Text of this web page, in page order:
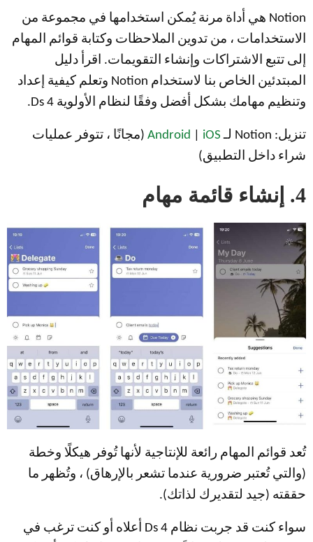
Notion هي أداة مرنة يُمكن استخدامها في مجموعة من
الاستخدامات ، من تدوين الملاحظات وكتابة قوائم المهام
إلى تتبع الاشتراكات وإنشاء التقويمات. اقرأ دليل
المبتدئين الخاص بنا لاستخدام Notion وتعلم كيفية إعداد
وتنظيم مهامك بشكل أفضل وفقًا لنظام الأولوية 4 Ds.
تنزيل: Notion لـ Android iOS
(مجانًا ، تتوفر عمليات
شراء داخل التطبيق)
4. إنشاء قائمة مهام
تُعد قوائم المهام رائعة للإنتاجية لأنها تُوفر هيكلًا وخطة
(والتي تُعتبر ضرورية عندما تشعر بالإرهاق) ، وتُظهر ما
حققته (جيد لتقديرك لذاتك).
سواء كنت قد جربت نظام 4 Ds أعلاه أو كنت ترغب في